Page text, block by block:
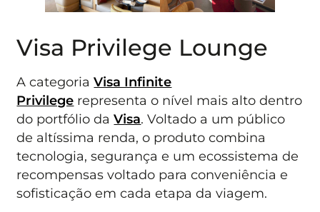
Visa Privilege Lounge
A categoriaVisa Infinite
Privilege representa o nível mais alto dentro
do portfólio daVisa. Voltado a um público
de altíssima renda, o produto combina
tecnologia, segurança e um ecossistema de
recompensas voltado para conveniência e
sofisticação em cada etapa da viagem.